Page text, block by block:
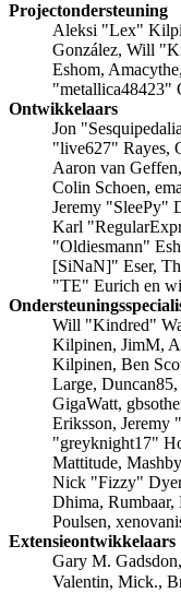
Projectondersteuning
Aleksi "Lex"
González, Will
Eshom,
"metallica48423"
Ontwikkelaars
Jon
"live627" Rayes,
Aaron van
Colin Schoen,
Jeremy "SleePy"
Karl
"Oldiesmann"
[SiNaN]" Eser,
"TE" Eurich en
Will "Kindred"
Kilpinen, JimM,
Kilpinen, Ben
Large,
GigaWatt,
Eriksson, Jeremy
"greyknight17"
Mattitude,
Nick "Fizzy"
Dhima,
Poulsen,
Extensieontwikkelaars
Gary M.
Valentin, Mick.,